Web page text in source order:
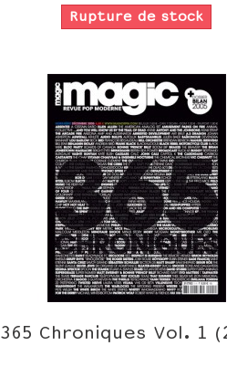
Rupture de stock
365 Chroniques Vol. 1